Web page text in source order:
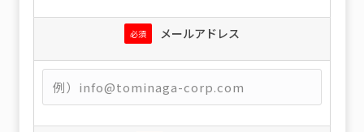
必須 メールアドレス